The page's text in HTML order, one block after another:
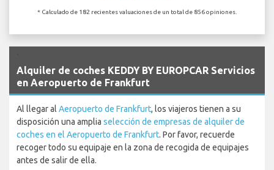
* Calculado de 182 recientes valuaciones de un total de 856 opiniones.
Alquiler de coches KEDDY BY EUROPCAR Servicios
en Aeropuerto de Frankfurt
Al llegar al Aeropuerto de Frankfurt, los viajeros tienen a su
disposición una amplia selección de empresas de alquiler de
coches en el Aeropuerto de Frankfurt. Por favor, recuerde
recoger todo su equipaje en la zona de recogida de equipajes
antes de salir de ella.